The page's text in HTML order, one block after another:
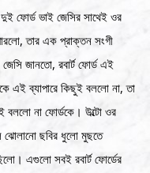
ফোর্ড ভাই জেসির সাথেই ওর
তার এক প্রাক্তন সংগী
জানতো, রবার্ট ফোর্ড এই
এই ব্যাপারে কিছুই বললো না, তা
বললো না ফোর্ডকে। উল্টো ওর
ঝোলানো ছবির ধুলো মুছতে
এগুলো সবই রবার্ট ফোর্ডের